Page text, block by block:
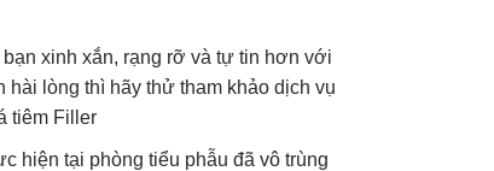
xinh xắn, rạng rỡ và tự tin hơn với
lòng thì hãy thử tham khảo dịch vụ
tiêm Filler
hiện tại phòng tiểu phẫu đã vô trùng